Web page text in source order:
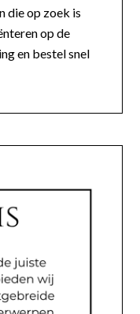
die op zoek is
op de
en bestel snel